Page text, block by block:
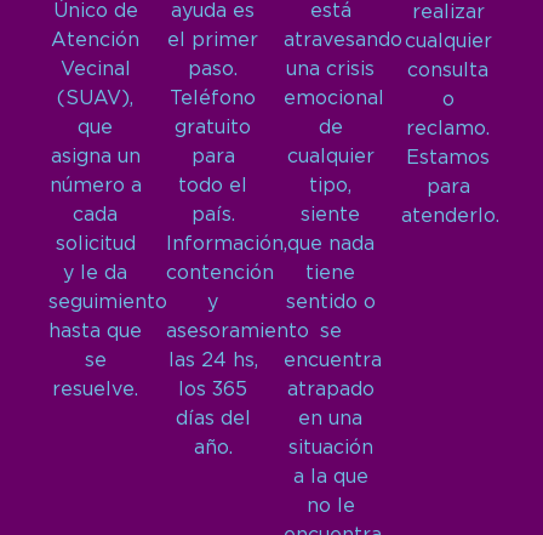
Único de
Atención
Vecinal
(SUAV),
que
asigna un
número a
cada
solicitud
y le da
seguimiento
hasta que
se
resuelve.
ayuda es
el primer
paso.
Teléfono
gratuito
para
todo el
país.
Información,
contención
y
asesoramiento
las 24 hs,
los 365
días del
año.
está
atravesando
una crisis
emocional
de
cualquier
tipo,
siente
que nada
tiene
sentido o
se
encuentra
atrapado
en una
situación
a la que
no le
realizar
cualquier
consulta
o
reclamo.
Estamos
para
atenderlo.